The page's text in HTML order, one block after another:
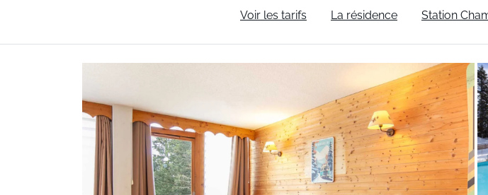
Voir les tarifs La résidence Station